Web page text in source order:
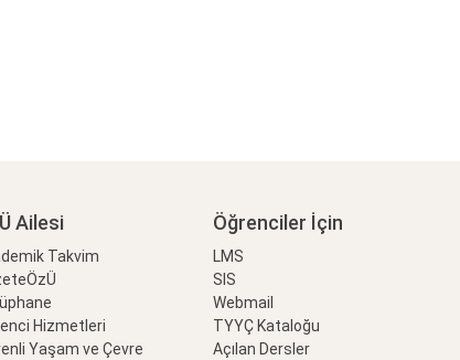
Ailesi
Takvim
Hizmetleri
Yaşam ve Çevre
Öğrenciler İçin
LMS
SIS
Webmail
TYYÇ Kataloğu
Açılan Dersler